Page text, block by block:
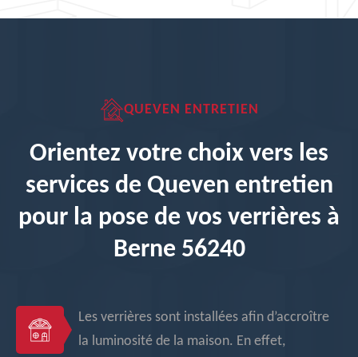
QUEVEN ENTRETIEN
Orientez votre choix vers les
services de Queven entretien
pour la pose de vos verrières à
Berne 56240
Les verrières sont installées afin d’accroître
la luminosité de la maison. En effet,